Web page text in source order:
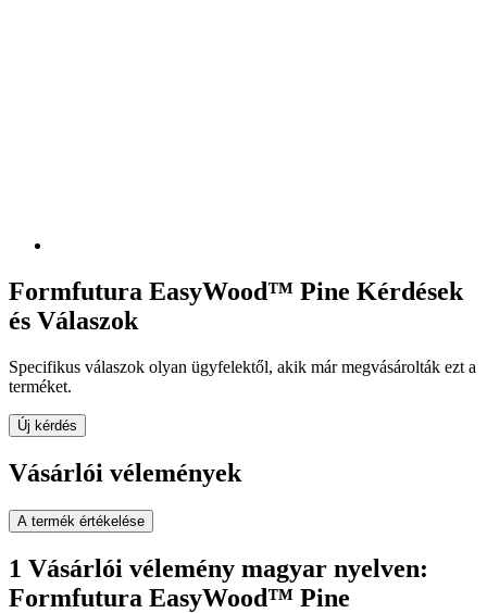
Formfutura EasyWood™ Pine Kérdések
és Válaszok
Specifikus válaszok olyan ügyfelektől, akik már megvásárolták ezt a
terméket.
Új kérdés
Vásárlói vélemények
A termék értékelése
1 Vásárlói vélemény magyar nyelven:
Formfutura EasyWood™ Pine